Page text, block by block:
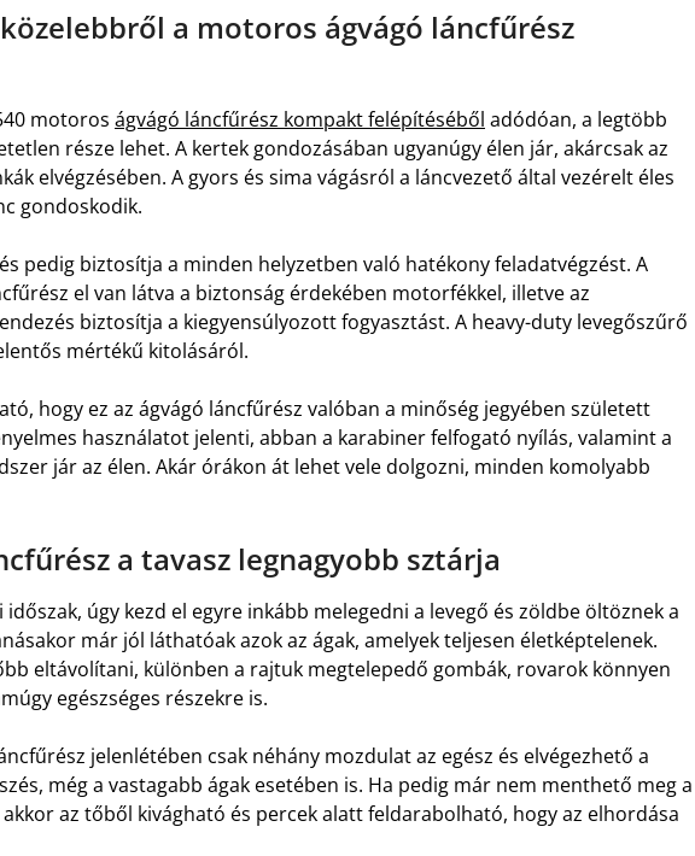
a motoros ágvágó láncfűrész
motoros ágvágó láncfűrész kompakt felépítéséből adódóan, a legtöbb
része lehet. A kertek gondozásában ugyanúgy élen jár, akárcsak az
elvégzésében. A gyors és sima vágásról a láncvezető által vezérelt éles
gondoskodik.
pedig biztosítja a minden helyzetben való hatékony feladatvégzést. A
el van látva a biztonság érdekében motorfékkel, illetve az
biztosítja a kiegyensúlyozott fogyasztást. A heavy-duty levegőszűrő
mértékű kitolásáról.
hogy ez az ágvágó láncfűrész valóban a minőség jegyében született
használatot jelenti, abban a karabiner felfogató nyílás, valamint a
jár az élen. Akár órákon át lehet vele dolgozni, minden komolyabb
a tavasz legnagyobb sztárja
úgy kezd el egyre inkább melegedni a levegő és zöldbe öltöznek a
már jól láthatóak azok az ágak, amelyek teljesen életképtelenek.
eltávolítani, különben a rajtuk megtelepedő gombák, rovarok könnyen
egészséges részekre is.
jelenlétében csak néhány mozdulat az egész és elvégezhető a
még a vastagabb ágak esetében is. Ha pedig már nem menthető meg a
az tőből kivágható és percek alatt feldarabolható, hogy az elhordása